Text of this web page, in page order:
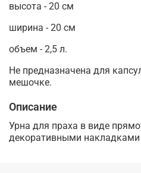
высота - 20 см
ширина - 20 см
объем - 2,5 л.
Не предназначена для
мешочке.
Описание
Урна для праха в виде
декоративными накладками